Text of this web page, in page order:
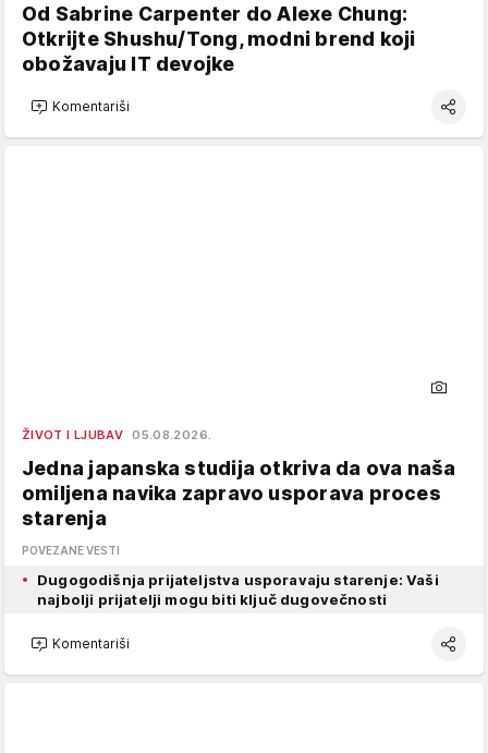
Od Sabrine Carpenter do Alexe Chung:
Otkrijte Shushu/Tong, modni brend koji
obožavaju IT devojke
Komentariši
ŽIVOT I LJUBAV 05.08.2026.
Jedna japanska studija otkriva da ova naša
omiljena navika zapravo usporava proces
starenja
POVEZANE VESTI
Dugogodišnja prijateljstva usporavaju starenje: Vaši
najbolji prijatelji mogu biti ključ dugovečnosti
Komentariši